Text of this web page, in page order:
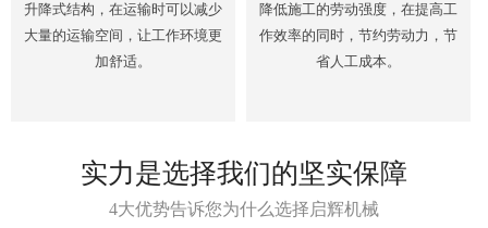
升降式结构，在运输时可以减少
大量的运输空间，让工作环境更
加舒适。
降低施工的劳动强度，在提高工
作效率的同时，节约劳动力，节
省人工成本。
实力是选择我们的坚实保障
4大优势告诉您为什么选择启辉机械